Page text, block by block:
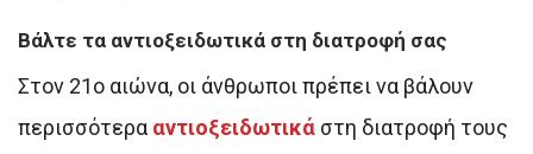
Βάλτε τα αντιοξειδωτικά στη διατροφή σας
Στον 21ο αιώνα, οι άνθρωποι πρέπει να βάλουν
περισσότερα αντιοξειδωτικά στη διατροφή τους